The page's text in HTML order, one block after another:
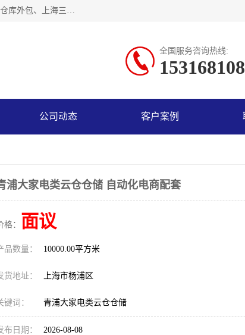
上海星力仓储服务有限公司从事：上海仓储服务、上海仓储库房、上海仓库代运营、上海仓库对外出租、上海仓库外包、上海三方仓储、上海电商仓储代发、上海电商代发货仓库、上海托管仓库、上海仓储配送。上海星力仓储服务有限公司现在拥有100个分仓、10万余平方的标准库房，精炼员工几百名，与几千家客户合作，公司已跻身上海仓储行业前列。欢迎来电咨询！
全国服务咨询热线:
公司动态 客户案例
浦大家电类云仓仓储 自动化电商配套
格： 面议
品数量： 10000.00平方米
货地址： 上海市杨浦区
键词： 青浦大家电类云仓仓储
布日期： 2026-08-08